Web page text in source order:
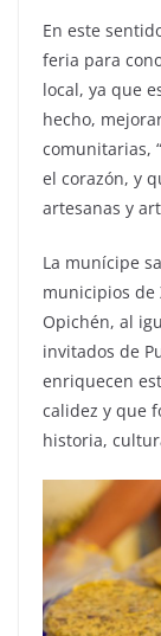
En este
feria para
local, ya que
hecho,
comunitarias,
el corazón, y
artesanas y
La munícipe
municipios de
Opichén, al
invitados de
enriquecen
calidez y que
historia,